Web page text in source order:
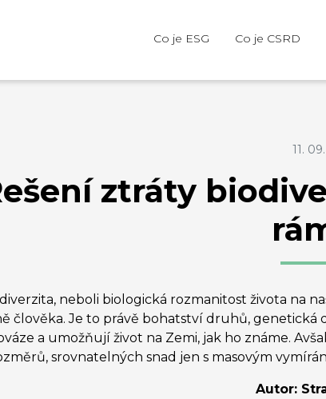
Co je ESG Co je CSRD
11.
ztráty
neboli biologická rozmanitost života na
člověka. Je to právě bohatství druhů,
a umožňují život na Zemi, jak ho známe.
srovnatelných snad jen s masovým
Autor: